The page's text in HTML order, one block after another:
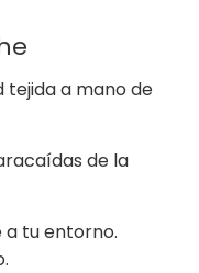
tejida a mano de
de la
tu entorno.